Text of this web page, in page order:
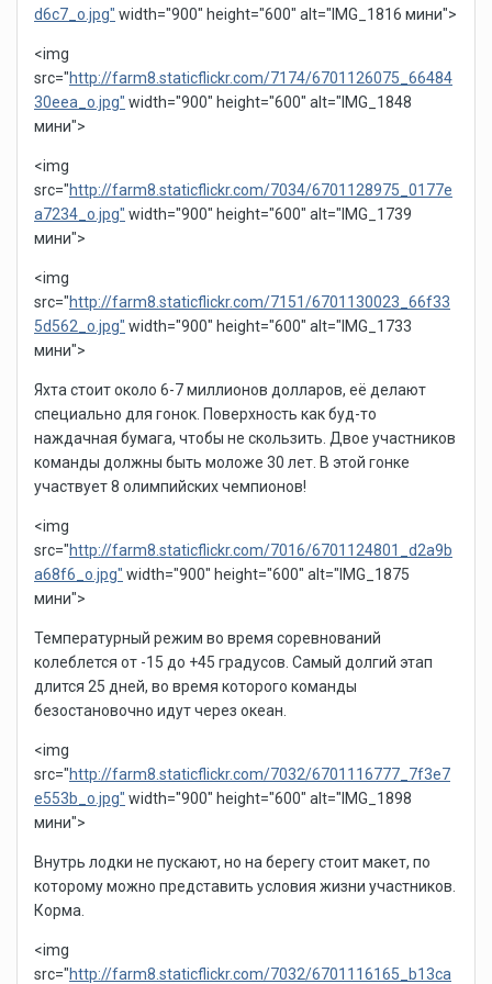
d6c7_o.jpg" width="900" height="600" alt="IMG_1816 мини">
<img
src="http://farm8.staticflickr.com/7174/6701126075_66484
30eea_o.jpg" width="900" height="600" alt="IMG_1848
мини">
<img
src="http://farm8.staticflickr.com/7034/6701128975_0177e
a7234_o.jpg" width="900" height="600" alt="IMG_1739
мини">
<img
src="http://farm8.staticflickr.com/7151/6701130023_66f33
5d562_o.jpg" width="900" height="600" alt="IMG_1733
мини">
Яхта стоит около 6-7 миллионов долларов, её делают
специально для гонок. Поверхность как буд-то
наждачная бумага, чтобы не скользить. Двое участников
команды должны быть моложе 30 лет. В этой гонке
участвует 8 олимпийских чемпионов!
<img
src="http://farm8.staticflickr.com/7016/6701124801_d2a9b
a68f6_o.jpg" width="900" height="600" alt="IMG_1875
мини">
Температурный режим во время соревнований
колеблется от -15 до +45 градусов. Самый долгий этап
длится 25 дней, во время которого команды
безостановочно идут через океан.
<img
src="http://farm8.staticflickr.com/7032/6701116777_7f3e7
e553b_o.jpg" width="900" height="600" alt="IMG_1898
мини">
Внутрь лодки не пускают, но на берегу стоит макет, по
которому можно представить условия жизни участников.
Корма.
<img
src="http://farm8.staticflickr.com/7032/6701116165_b13ca